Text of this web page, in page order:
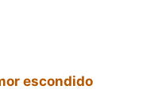
escondido